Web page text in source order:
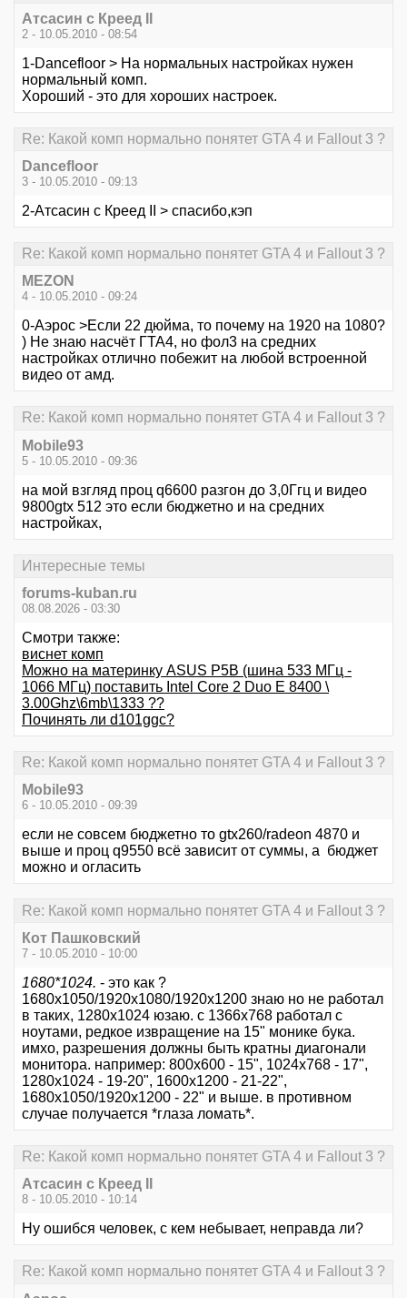
Атсасин с Креед II
2 - 10.05.2010 - 08:54
1-Dancefloor > На нормальных настройках нужен
нормальный комп.
Хороший - это для хороших настроек.
Re: Какой комп нормально понятет GTA 4 и Fallout 3 ?
Dancefloor
3 - 10.05.2010 - 09:13
2-Атсасин с Креед II > спасибо,кэп
Re: Какой комп нормально понятет GTA 4 и Fallout 3 ?
MEZON
4 - 10.05.2010 - 09:24
0-Аэрос >Если 22 дюйма, то почему на 1920 на 1080?
) Не знаю насчёт ГТА4, но фол3 на средних
настройках отлично побежит на любой встроенной
видео от амд.
Re: Какой комп нормально понятет GTA 4 и Fallout 3 ?
Mobile93
5 - 10.05.2010 - 09:36
на мой взгляд проц q6600 разгон до 3,0Ггц и видео
9800gtx 512 это если бюджетно и на средних
настройках,
Интересные темы
forums-kuban.ru
08.08.2026 - 03:30
Смотри также:
виснет комп
Можно на материнку ASUS P5B (шина 533 МГц -
1066 МГц) поставить Intel Core 2 Duo E 8400 \
3.00Ghz\6mb\1333 ??
Починять ли d101ggc?
Re: Какой комп нормально понятет GTA 4 и Fallout 3 ?
Mobile93
6 - 10.05.2010 - 09:39
если не совсем бюджетно то gtx260/radeon 4870 и
выше и проц q9550 всё зависит от суммы, а бюджет
можно и огласить
Re: Какой комп нормально понятет GTA 4 и Fallout 3 ?
Кот Пашковский
7 - 10.05.2010 - 10:00
1680*1024. - это как ?
1680х1050/1920х1080/1920х1200 знаю но не работал
в таких, 1280х1024 юзаю. с 1366х768 работал с
ноутами, редкое извращение на 15" монике бука.
имхо, разрешения должны быть кратны диагонали
монитора. например: 800х600 - 15", 1024х768 - 17",
1280х1024 - 19-20", 1600х1200 - 21-22",
1680х1050/1920х1200 - 22" и выше. в противном
случае получается *глаза ломать*.
Re: Какой комп нормально понятет GTA 4 и Fallout 3 ?
Атсасин с Креед II
8 - 10.05.2010 - 10:14
Ну ошибся человек, с кем небывает, неправда ли?
Re: Какой комп нормально понятет GTA 4 и Fallout 3 ?